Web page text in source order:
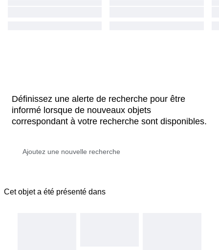
Définissez une alerte de recherche pour être
informé lorsque de nouveaux objets
correspondant à votre recherche sont disponibles.
Cet objet a été présenté dans